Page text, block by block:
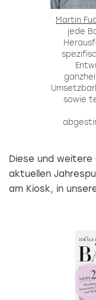
Martin
jede
sowie
Diese und
aktuellen
am Kiosk, in